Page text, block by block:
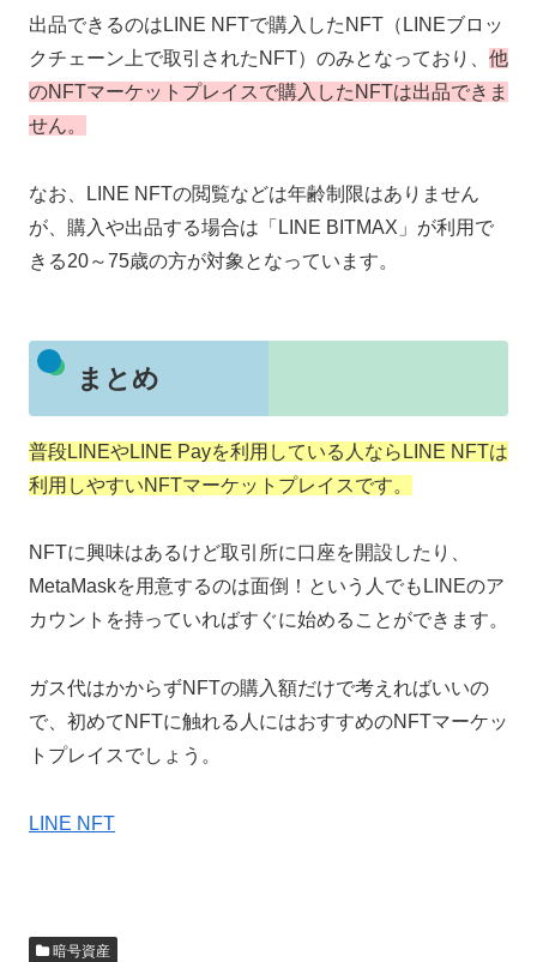
出品できるのはLINE NFTで購入したNFT（LINEブロッ
クチェーン上で取引されたNFT）のみとなっており、 他
のNFTマーケットプレイスで購入したNFTは出品できま
せん。
なお、LINE NFTの閲覧などは年齢制限はありません
が、購入や出品する場合は「LINE BITMAX」が利用で
きる20～75歳の方が対象となっています。
まとめ
普段LINEやLINE Payを利用している人ならLINE NFTは
利用しやすいNFTマーケットプレイスです。
NFTに興味はあるけど取引所に口座を開設したり、
MetaMaskを用意するのは面倒！という人でもLINEのア
カウントを持っていればすぐに始めることができます。
ガス代はかからずNFTの購入額だけで考えればいいの
で、初めてNFTに触れる人にはおすすめのNFTマーケッ
トプレイスでしょう。
LINE NFT
暗号資産